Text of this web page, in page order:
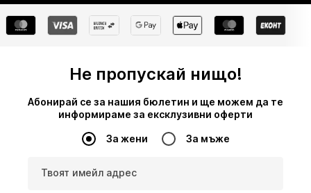
Не пропускай нищо!
Абонирай се за нашия бюлетин и ще можем да те
информираме за ексклузивни оферти
За жени За мъже
Твоят имейл адрес